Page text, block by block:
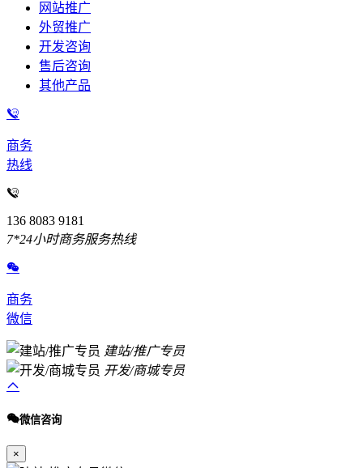
网站推广
外贸推广
开发咨询
售后咨询
其他产品
商务
热线
136 8083 9181
7*24小时商务服务热线
商务
微信
建站/推广专员
开发/商城专员
微信咨询
×